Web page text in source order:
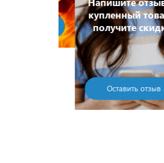
купленный товар и
получите скидку!
Оставить отзыв